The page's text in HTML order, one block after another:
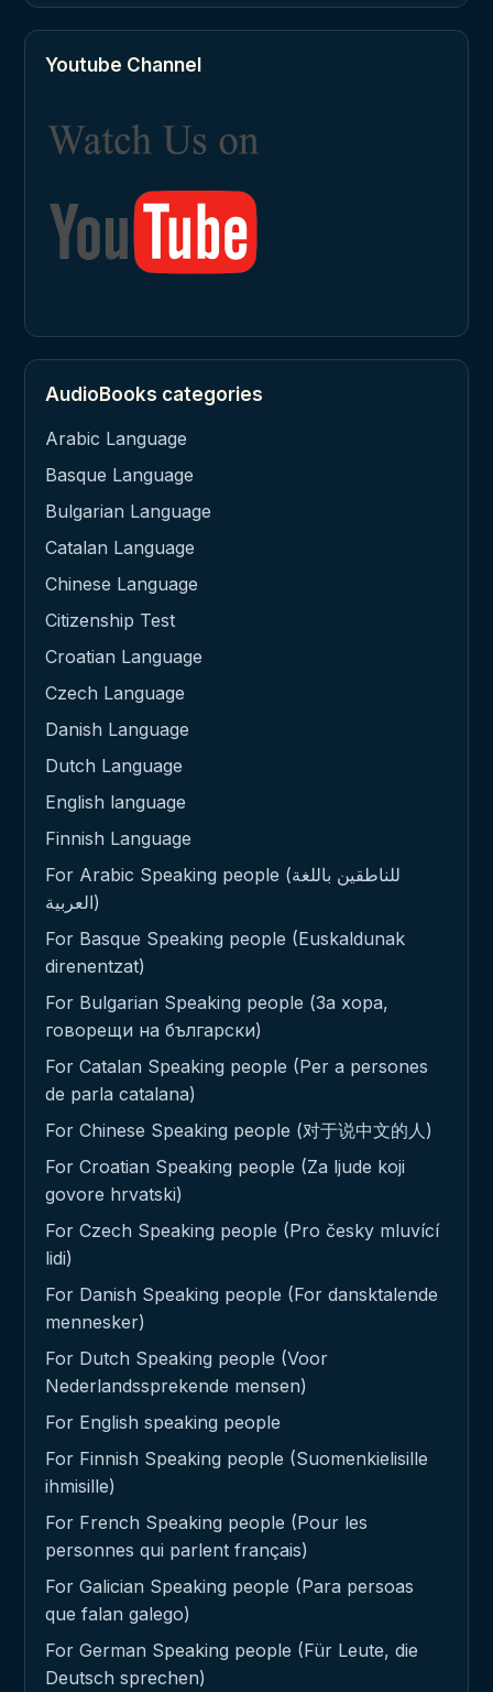
Youtube Channel
AudioBooks categories
Arabic Language
Basque Language
Bulgarian Language
Catalan Language
Chinese Language
Citizenship Test
Croatian Language
Czech Language
Danish Language
Dutch Language
English language
Finnish Language
For Arabic Speaking people (للناطقين باللغة
العربية)
For Basque Speaking people (Euskaldunak
direnentzat)
For Bulgarian Speaking people (За хора,
говорещи на български)
For Catalan Speaking people (Per a persones
de parla catalana)
For Chinese Speaking people (对于说中文的人)
For Croatian Speaking people (Za ljude koji
govore hrvatski)
For Czech Speaking people (Pro česky mluvící
lidi)
For Danish Speaking people (For dansktalende
mennesker)
For Dutch Speaking people (Voor
Nederlandssprekende mensen)
For English speaking people
For Finnish Speaking people (Suomenkielisille
ihmisille)
For French Speaking people (Pour les
personnes qui parlent français)
For Galician Speaking people (Para persoas
que falan galego)
For German Speaking people (Für Leute, die
Deutsch sprechen)